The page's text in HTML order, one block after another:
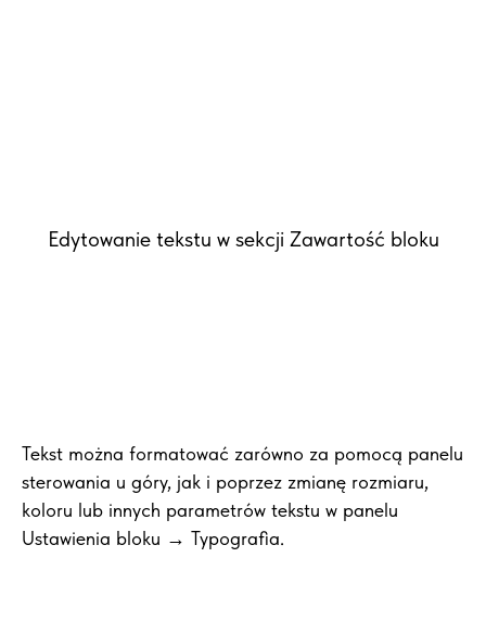
Edytowanie tekstu w sekcji Zawartość bloku
Tekst można formatować zarówno za pomocą panelu
sterowania u góry, jak i poprzez zmianę rozmiaru,
koloru lub innych parametrów tekstu w panelu
Ustawienia bloku → Typografia.